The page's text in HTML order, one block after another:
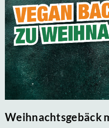
Weihnachtsgebäck